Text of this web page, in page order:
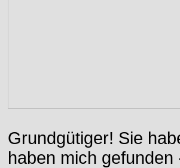
Grundgütiger! Sie
haben mich